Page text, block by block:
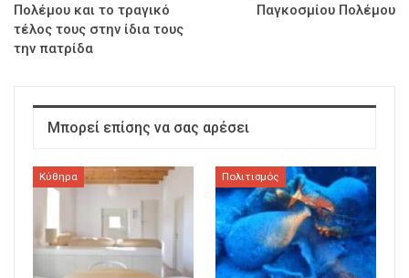
Πολέμου και το τραγικό
τέλος τους στην ίδια τους
την πατρίδα
Παγκοσμίου Πολέμου
Μπορεί επίσης να σας αρέσει
Κύθηρα Πολιτισμός